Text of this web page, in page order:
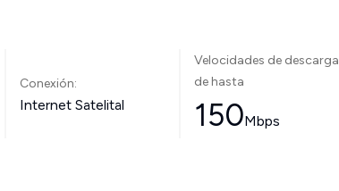
Conexión:
Internet Satelital
Velocidades de descarga
de hasta
150Mbps